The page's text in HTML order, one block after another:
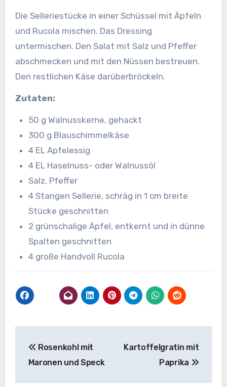
Die Selleriestücke in einer Schüssel mit Äpfeln
und Rucola mischen. Das Dressing
untermischen. Den Salat mit Salz und Pfeffer
abschmecken und mit den Nüssen bestreuen.
Den restlichen Käse darüberbröckeln.
Zutaten:
50 g Walnusskerne, gehackt
300 g Blauschimmelkäse
4 EL Apfelessig
4 EL Haselnuss- oder Walnussöl
Salz, Pfeffer
4 Stangen Sellerie, schräg in 1 cm breite
Stücke geschnitten
2 grünschalige Äpfel, entkernt und in dünne
Spalten geschnitten
4 große Handvoll Rucola
Rosenkohl mit
Maronen und Speck
Kartoffelgratin mit
Paprika